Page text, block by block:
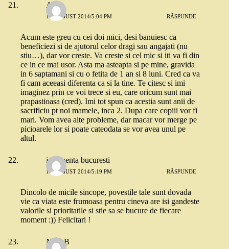
Alice
19 AUGUST 2014/5:04 PM RĂSPUNDE
Acum este greu cu cei doi mici, desi banuiesc ca
beneficiezi si de ajutorul celor dragi sau angajati (nu
stiu…), dar vor creste. Va creste si cel mic si iti va fi din
ce in ce mai usor. Asta ma asteapta si pe mine, gravida
in 6 saptamani si cu o fetita de 1 an si 8 luni. Cred ca va
fi cam aceeasi diferenta ca si la tine. Te citesc si imi
imaginez prin ce voi trece si eu, care oricum sunt mai
prapastioasa (cred). Imi tot spun ca acestia sunt anii de
sacrificiu pt noi mamele, inca 2. Dupa care copiii vor fi
mari. Vom avea alte probleme, dar macar vor merge pe
picioarele lor si poate cateodata se vor avea unul pe
altul.
insolventa bucuresti
19 AUGUST 2014/5:19 PM RĂSPUNDE
Dincolo de micile sincope, povestile tale sunt dovada
vie ca viata este frumoasa pentru cineva are isi gandeste
valorile si prioritatile si stie sa se bucure de fiecare
moment :)) Felicitari !
Nico B